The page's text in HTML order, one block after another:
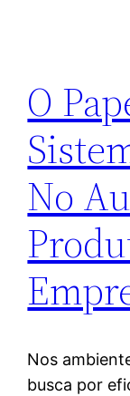
O
No
Nos
busca por